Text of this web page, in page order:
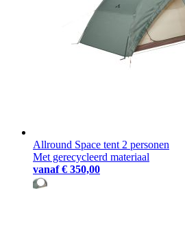
Allround Space tent 2 personen
Met gerecycleerd materiaal
vanaf € 350,00